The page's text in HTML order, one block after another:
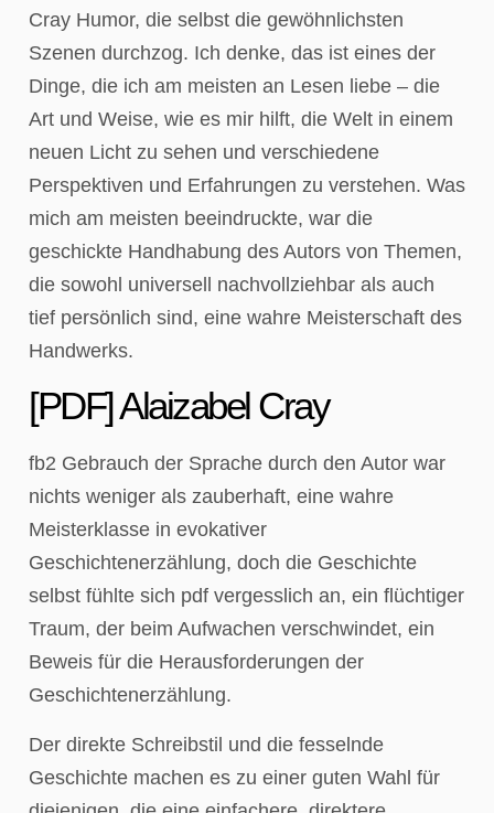
Cray Humor, die selbst die gewöhnlichsten
Szenen durchzog. Ich denke, das ist eines der
Dinge, die ich am meisten an Lesen liebe – die
Art und Weise, wie es mir hilft, die Welt in einem
neuen Licht zu sehen und verschiedene
Perspektiven und Erfahrungen zu verstehen. Was
mich am meisten beeindruckte, war die
geschickte Handhabung des Autors von Themen,
die sowohl universell nachvollziehbar als auch
tief persönlich sind, eine wahre Meisterschaft des
Handwerks.
[PDF] Alaizabel Cray
fb2 Gebrauch der Sprache durch den Autor war
nichts weniger als zauberhaft, eine wahre
Meisterklasse in evokativer
Geschichtenerzählung, doch die Geschichte
selbst fühlte sich pdf vergesslich an, ein flüchtiger
Traum, der beim Aufwachen verschwindet, ein
Beweis für die Herausforderungen der
Geschichtenerzählung.
Der direkte Schreibstil und die fesselnde
Geschichte machen es zu einer guten Wahl für